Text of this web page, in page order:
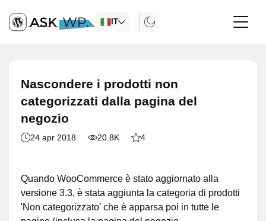
IT
Nascondere i prodotti non
categorizzati dalla pagina del
negozio
24 apr 2018 20.8K 4
Quando WooCommerce è stato aggiornato alla
versione 3.3, è stata aggiunta la categoria di prodotti
'Non categorizzato' che è apparsa poi in tutte le